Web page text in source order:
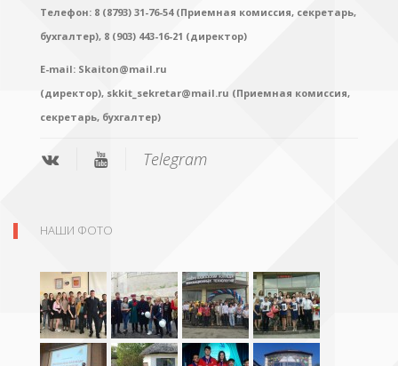
Телефон: 8 (8793) 31-76-54 (Приемная комиссия, секретарь,
бухгалтер), 8 (903) 443-16-21 (директор)
E-mail: Skaiton@mail.ru
(директор), skkit_sekretar@mail.ru (Приемная комиссия,
секретарь, бухгалтер)
Telegram
НАШИ ФОТО